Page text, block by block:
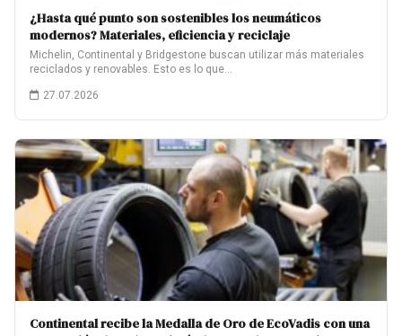
¿Hasta qué punto son sostenibles los neumáticos
modernos? Materiales, eficiencia y reciclaje
Michelin, Continental y Bridgestone buscan utilizar más materiales
reciclados y renovables. Esto es lo que…
27.07.2026
Continental recibe la Medalla de Oro de EcoVadis con una